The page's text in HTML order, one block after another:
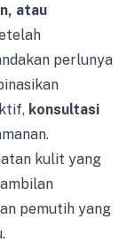
atau
perlunya
konsultasi
kulit yang
pemutih yang